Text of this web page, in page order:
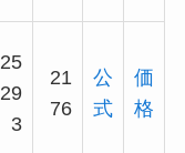
25
29
3
21
76
公
式
価
格